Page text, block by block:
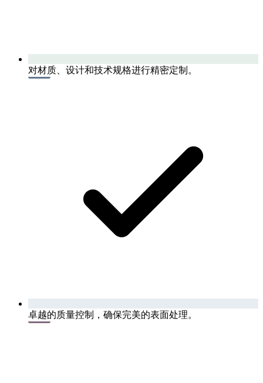
对材质、设计和技术规格进行精密定制。
卓越的质量控制，确保完美的表面处理。